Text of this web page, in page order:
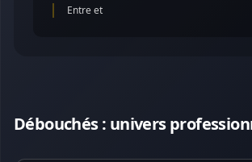
Entre et
Débouchés : univers